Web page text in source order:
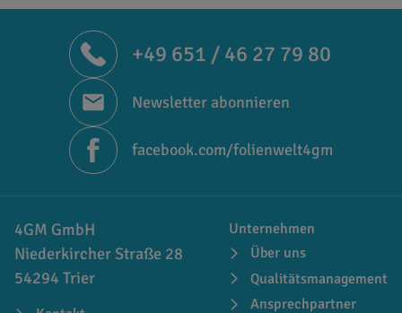
+49 651 / 46 27 79 80
Newsletter abonnieren
facebook.com/folienwelt4gm
4GM GmbH
Niederkircher Straße 28
54294 Trier
Unternehmen
Über uns
Qualitätsmanagement
Ansprechpartner